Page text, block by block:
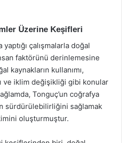
Üzerine Keşifleri
çalışmalarla doğal
faktörünü derinlemesine
kaynakların kullanımı,
ve iklim değişikliği gibi konular
Tonguç’un coğrafya
sürdürülebilirliğini sağlamak
oluşturmuştur.